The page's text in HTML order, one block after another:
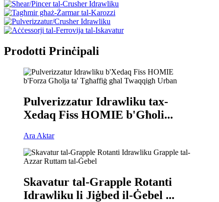
Prodotti Prinċipali
Pulverizzatur Idrawliku tax-
Xedaq Fiss HOMIE b'Għoli...
Ara Aktar
Skavatur tal-Grapple Rotanti
Idrawliku li Jiġbed il-Ġebel ...